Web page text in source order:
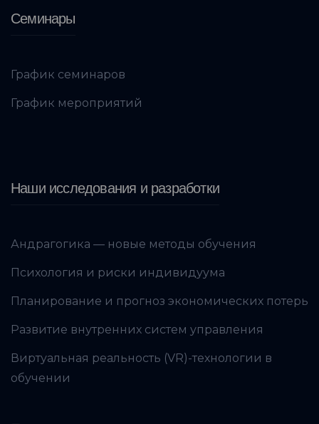
Семинары
График семинаров
График мероприятий
Наши исследования и разработки
Андрагогика — новые методы обучения
Психология и риски индивидуума
Планирование и прогноз экономических потерь
Развитие внутренних систем управления
Виртуальная реальность (VR)-технологии в
обучении